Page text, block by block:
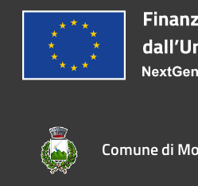
Comune di